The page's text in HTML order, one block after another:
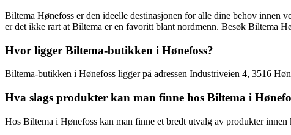
Biltema Hønefoss er den ideelle destinasjonen for alle dine behov innen
er det ikke rart at Biltema er en favoritt blant nordmenn. Besøk Biltema
Hvor ligger Biltema-butikken i Hønefoss?
Biltema-butikken i Hønefoss ligger på adressen Industriveien 4, 3516
Hva slags produkter kan man finne hos Biltema i
Hos Biltema i Hønefoss kan man finne et bredt utvalg av produkter